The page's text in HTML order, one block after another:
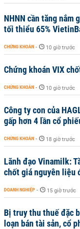
NHNN cần tăng nắm
tối thiểu 65%
CHỨNG KHOÁN - 10 giờ trước
Chứng khoán VIX
CHỨNG KHOÁN - 10 giờ trước
Công ty con của
gấp hơn 4 lần cổ
CHỨNG KHOÁN - 18 giờ trước
Lãnh đạo Vinamilk:
chốt giá nguyên liệu
DOANH NGHIỆP - 15 giờ trước
Bị truy thu thuế đặc
loạn bán tài sản, cổ